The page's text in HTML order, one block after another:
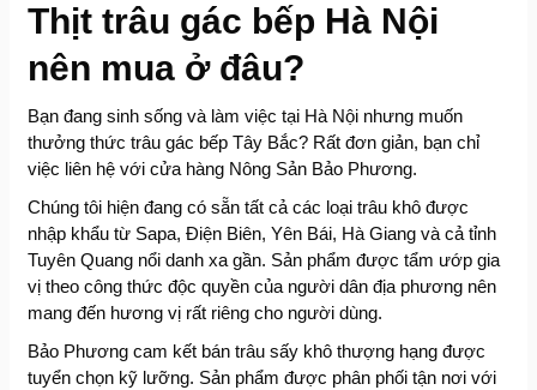
Thịt trâu gác bếp Hà Nội
nên mua ở đâu?
Bạn đang sinh sống và làm việc tại Hà Nội nhưng muốn
thưởng thức trâu gác bếp Tây Bắc? Rất đơn giản, bạn chỉ
việc liên hệ với cửa hàng Nông Sản Bảo Phương.
Chúng tôi hiện đang có sẵn tất cả các loại trâu khô được
nhập khẩu từ Sapa, Điện Biên, Yên Bái, Hà Giang và cả tỉnh
Tuyên Quang nổi danh xa gần. Sản phẩm được tẩm ướp gia
vị theo công thức độc quyền của người dân địa phương nên
mang đến hương vị rất riêng cho người dùng.
Bảo Phương cam kết bán trâu sấy khô thượng hạng được
tuyển chọn kỹ lưỡng. Sản phẩm được phân phối tận nơi với